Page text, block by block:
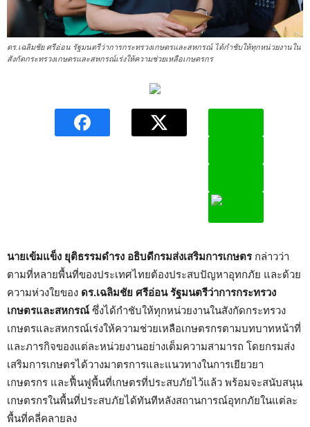
ดร.เฉลิมชัย ศรีอ่อน รัฐมนตรีว่าการกระทรวงเกษตรและสหกรณ์ ได้กำชับให้ทุกหน่วยงานใน
สังกัดกระทรวงเกษตรและสหกรณ์เร่งให้ความช่วยเหลือเกษตรกร
นายเข้มแข็ง ยุติธรรมดำรง อธิบดีกรมส่งเสริมการเกษตรกล่าวว่า
ตามที่หลายพื้นที่ของประเทศไทยต้องประสบปัญหาอุทกภัย และด้วย
ความห่วงใยของ ดร.เฉลิมชัย ศรีอ่อน รัฐมนตรีว่าการกระทรวง
เกษตรและสหกรณ์ ซึ่งได้กำชับให้ทุกหน่วยงานในสังกัดกระทรวง
เกษตรและสหกรณ์เร่งให้ความช่วยเหลือเกษตรกรตามบทบาทหน้าที่
และภารกิจของแต่ละหน่วยงานอย่างเต็มความสามารถ โดยกรมส่ง
เสริมการเกษตรได้วางมาตรการและแนวทางในการเยียวยา
เกษตรกร และฟื้นฟูพื้นที่เกษตรที่ประสบภัยไว้แล้ว พร้อมจะสนับสนุน
เกษตรกรในพื้นที่ประสบภัยได้ทันทีหลังสถานการณ์อุทกภัยในแต่ละ
พื้นที่คลี่คลายลง